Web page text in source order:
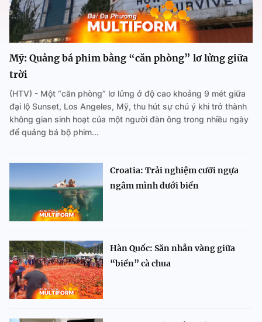
Mỹ: Quảng bá phim bằng “căn phòng” lơ lửng giữa
trời
(HTV) - Một “căn phòng” lơ lửng ở độ cao khoảng 9 mét giữa
đại lộ Sunset, Los Angeles, Mỹ, thu hút sự chú ý khi trở thành
không gian sinh hoạt của một người đàn ông trong nhiều ngày
để quảng bá bộ phim...
Croatia: Trải nghiệm cưỡi ngựa
ngâm mình dưới biển
Hàn Quốc: Săn nhẫn vàng giữa
“biển” cà chua